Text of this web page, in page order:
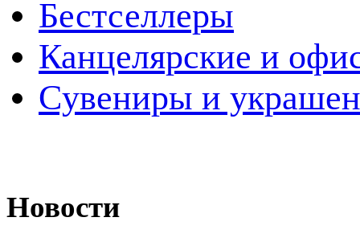
Бестселлеры
Канцелярские и
Cувениры и
Новости